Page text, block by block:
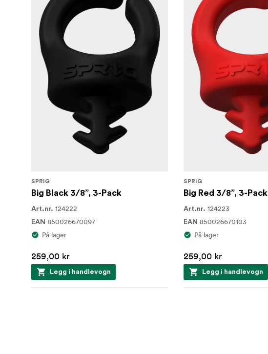
SPRIG
Big Black 3/8”, 3-Pack
Art.nr. 124222
EAN 850026670097
På lager
259,00 kr
Legg i handlevogn
SPRIG
Big Red 3/8”, 3-Pack
Art.nr. 124223
EAN 850026670103
På lager
259,00 kr
Legg i handlevogn